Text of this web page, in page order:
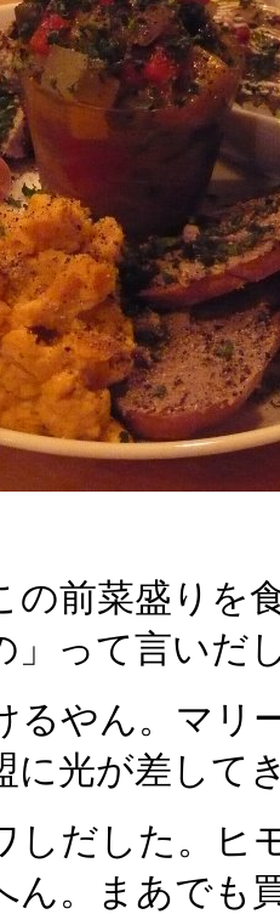
前菜盛りを
」って言い
るやん。マリ
に光が差して
しだした。ヒ
ん。まあでも